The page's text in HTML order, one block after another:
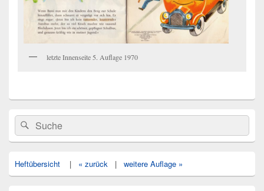
letzte Innenseite 5. Auflage 1970
Primärer
Seitenleisten
Widget-
Bereich
Search
for:
Suche
Heftübersicht | « zurück | weitere Auflage »